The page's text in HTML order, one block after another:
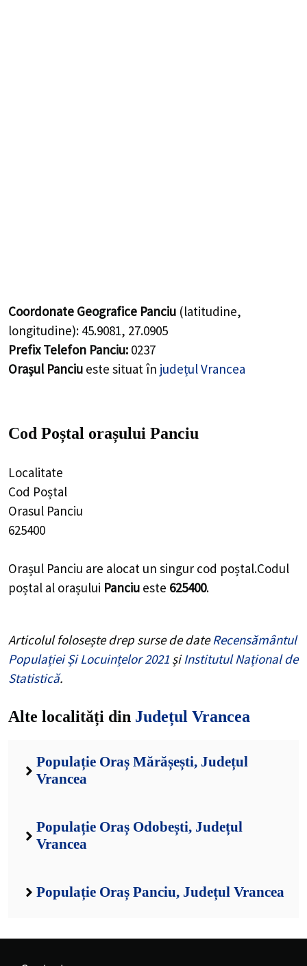
Coordonate Geografice Panciu (latitudine,
longitudine): 45.9081, 27.0905
Prefix Telefon Panciu: 0237
Orașul Panciu este situat în județul Vrancea
Cod Poștal orașului Panciu
Localitate
Cod Poștal
Orasul Panciu
625400
Orașul Panciu are alocat un singur cod poștal.Codul
poștal al orașului Panciu este 625400.
Articolul folosește drep surse de dateRecensământul
Populației Și Locuințelor 2021 șiInstitutul Național de
Statistică.
Alte localități din Județul Vrancea
Populație Oraș Mărășești, Județul
Vrancea
Populație Oraș Odobești, Județul
Vrancea
Populație Oraș Panciu, Județul Vrancea